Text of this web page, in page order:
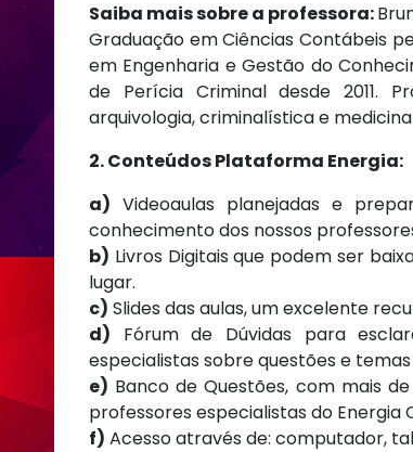
Saiba mais sobre a professora:
Graduação em Ciências Contábeis
em Engenharia e Gestão do
de Perícia Criminal desde 2011.
arquivologia, criminalística e medicina
2. Conteúdos Plataforma Energia:
a) Videoaulas planejadas e
conhecimento dos nossos
b) Livros Digitais que podem ser
lugar.
c) Slides das aulas, um excelente
d) Fórum de Dúvidas para
especialistas sobre questões e
e) Banco de Questões, com mais
professores especialistas do Energia
f) Acesso através de: computador,